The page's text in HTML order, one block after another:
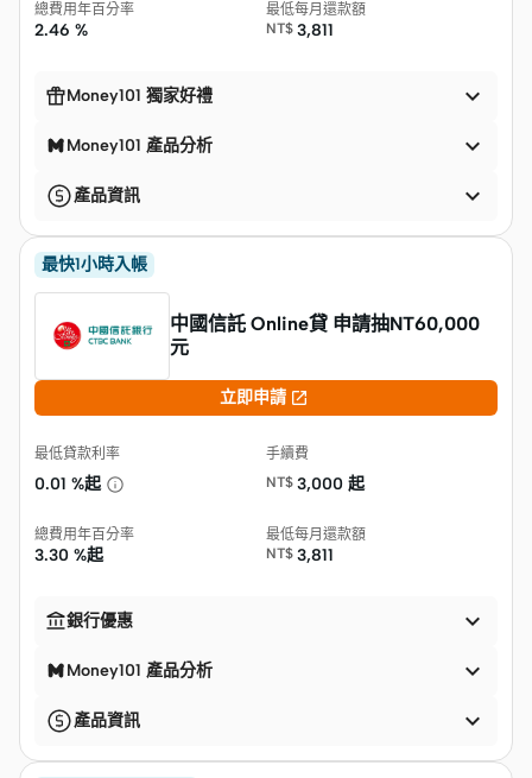
總費用年百分率
2.46 %
最低每月還款額
NT$ 3,811
Money101 獨家好禮 
Money101 產品分析 
產品資訊 
最快1小時入帳
中國信託 Online貸 申請抽NT60,000
元
立即申請 
最低貸款利率
0.01 %起
手續費
NT$ 3,000 起
總費用年百分率
3.30 %起
最低每月還款額
NT$ 3,811
銀行優惠 
Money101 產品分析 
產品資訊 